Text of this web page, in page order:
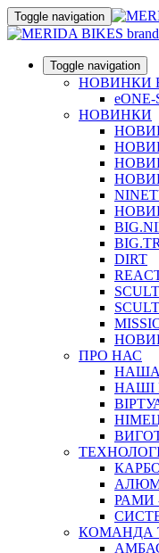
Toggle navigation
Toggle navigation
НОВИНКИ
НОВИНКИ
DIRT
ПРО НАС
НАША
НАШI
РАМИ
КОМАНДА